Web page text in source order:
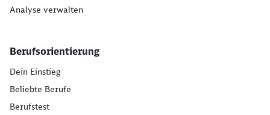
Analyse verwalten
Berufsorientierung
Dein Einstieg
Beliebte Berufe
Berufstest